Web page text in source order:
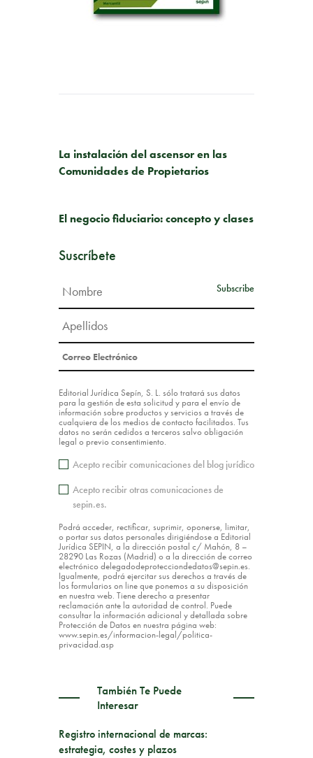
La instalación del ascensor en las
Comunidades de Propietarios
El negocio fiduciario: concepto y clases
Suscríbete
Editorial Jurídica Sepín, S. L. sólo tratará sus datos
para la gestión de esta solicitud y para el envío de
información sobre productos y servicios a través de
cualquiera de los medios de contacto facilitados. Tus
datos no serán cedidos a terceros salvo obligación
legal o previo consentimiento.
Acepto recibir comunicaciones del blog jurídico
Acepto recibir otras comunicaciones de
sepin.es.
Podrá acceder, rectificar, suprimir, oponerse, limitar,
o portar sus datos personales dirigiéndose a Editorial
Jurídica SEPIN, a la dirección postal c/ Mahón, 8 –
28290 Las Rozas (Madrid) o a la dirección de correo
electrónico delegadodeprotecciondedatos@sepin.es.
Igualmente, podrá ejercitar sus derechos a través de
los formularios on line que ponemos a su disposición
en nuestra web. Tiene derecho a presentar
reclamación ante la autoridad de control. Puede
consultar la información adicional y detallada sobre
Protección de Datos en nuestra página web:
www.sepin.es/informacion-legal/politica-
privacidad.asp
También Te Puede
Interesar
Registro internacional de marcas:
estrategia, costes y plazos